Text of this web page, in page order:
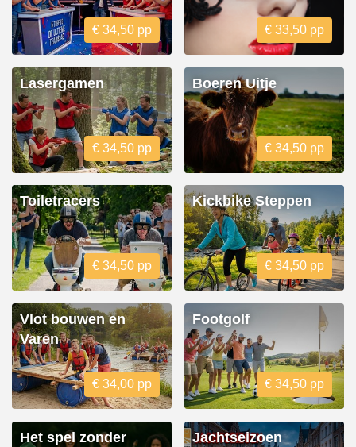
€ 34,50 pp € 33,50 pp
Lasergamen
€ 34,50 pp
Boeren Uitje
€ 34,50 pp
Toiletracers
€ 34,50 pp
Kickbike Steppen
€ 34,50 pp
Vlot bouwen en
Varen
€ 34,00 pp
Footgolf
€ 34,50 pp
Het spel zonder
Jachtseizoen